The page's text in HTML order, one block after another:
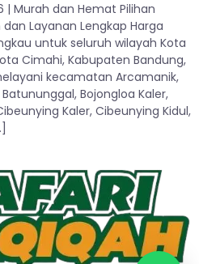
| Murah dan Hemat Pilihan
Layanan Lengkap Harga
untuk seluruh wilayah Kota
Cimahi, Kabupaten Bandung,
kecamatan Arcamanik,
Bojongloa Kaler,
Kaler, Cibeunying Kidul,